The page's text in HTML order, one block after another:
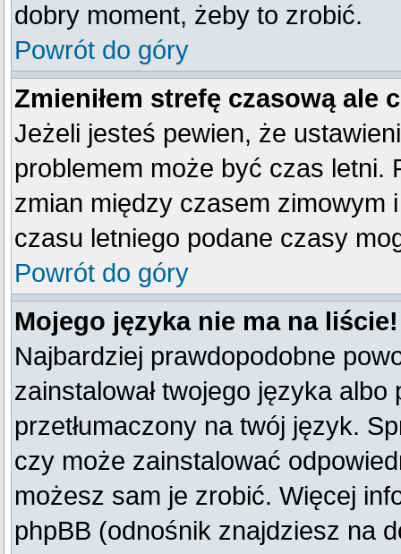
dobry moment, żeby to zrobić.
Powrót do góry
Zmieniłem strefę czasową ale
Jeżeli jesteś pewien, że
problemem może być czas letni.
zmian między czasem zimowym
czasu letniego podane czasy
Powrót do góry
Mojego języka nie ma na liście!
Najbardziej prawdopodobne
zainstalował twojego języka
przetłumaczony na twój język.
czy może zainstalować
możesz sam je zrobić. Więcej
phpBB (odnośnik znajdziesz na